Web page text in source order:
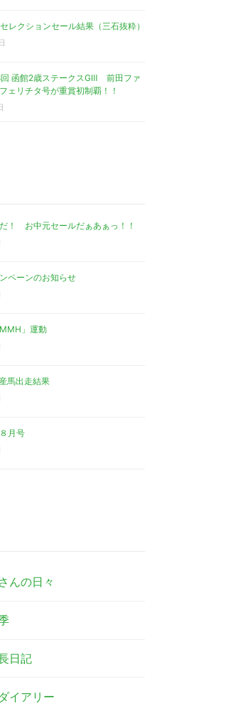
レクションセール結果（三石抜粋）
回 函館2歳ステークスGⅢ 前田ファ
ェリチタ号が重賞初制覇！！
！ お中元セールだぁあぁっ！！
ペーンのお知らせ
」運動
馬出走結果
月号
んの日々
日記
イアリー